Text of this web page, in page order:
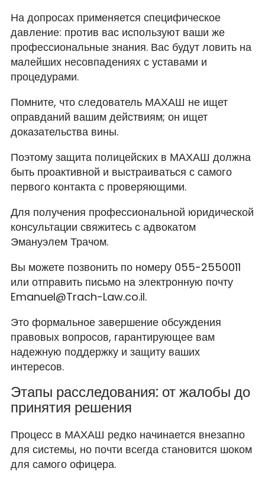
На допросах применяется специфическое
давление: против вас используют ваши же
профессиональные знания. Вас будут ловить на
малейших несовпадениях с уставами и
процедурами.
Помните, что следователь МАХАШ не ищет
оправданий вашим действиям; он ищет
доказательства вины.
Поэтому защита полицейских в МАХАШ должна
быть проактивной и выстраиваться с самого
первого контакта с проверяющими.
Для получения профессиональной юридической
консультации свяжитесь с адвокатом
Эмануэлем Трачом.
Вы можете позвонить по номеру 055-2550011
или отправить письмо на электронную почту
Emanuel@Trach-Law.co.il.
Это формальное завершение обсуждения
правовых вопросов, гарантирующее вам
надежную поддержку и защиту ваших
интересов.
Этапы расследования: от жалобы до
принятия решения
Процесс в МАХАШ редко начинается внезапно
для системы, но почти всегда становится шоком
для самого офицера.